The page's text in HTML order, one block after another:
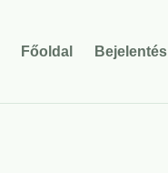
Főoldal Bejelentés